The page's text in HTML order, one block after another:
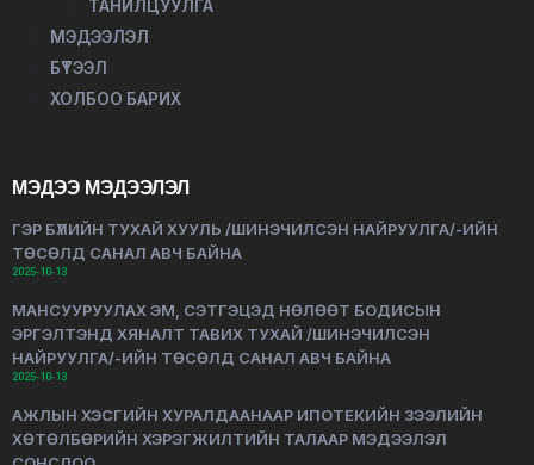
ТАНИЛЦУУЛГА
МЭДЭЭЛЭЛ
БҮТЭЭЛ
ХОЛБОО БАРИХ
МЭДЭЭ МЭДЭЭЛЭЛ
ГЭР БҮЛИЙН ТУХАЙ ХУУЛЬ /ШИНЭЧИЛСЭН НАЙРУУЛГА/-ИЙН
ТӨСӨЛД САНАЛ АВЧ БАЙНА
2025-10-13
МАНСУУРУУЛАХ ЭМ, СЭТГЭЦЭД НӨЛӨӨТ БОДИСЫН
ЭРГЭЛТЭНД ХЯНАЛТ ТАВИХ ТУХАЙ /ШИНЭЧИЛСЭН
НАЙРУУЛГА/-ИЙН ТӨСӨЛД САНАЛ АВЧ БАЙНА
2025-10-13
АЖЛЫН ХЭСГИЙН ХУРАЛДААНААР ИПОТЕКИЙН ЗЭЭЛИЙН
ХӨТӨЛБӨРИЙН ХЭРЭГЖИЛТИЙН ТАЛААР МЭДЭЭЛЭЛ